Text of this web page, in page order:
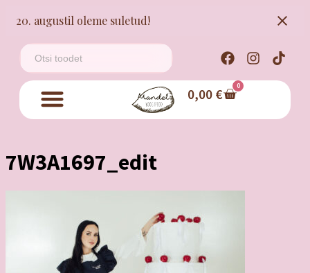
20. augustil oleme suletud!
0,00 € 0
7W3A1697_edit